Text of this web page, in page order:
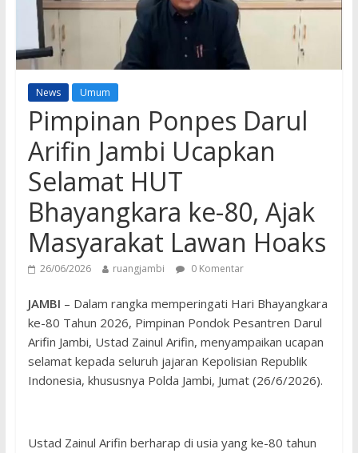
News Umum
Pimpinan Ponpes Darul
Arifin Jambi Ucapkan
Selamat HUT
Bhayangkara ke-80, Ajak
Masyarakat Lawan Hoaks
26/06/2026 ruangjambi 0 Komentar
JAMBI – Dalam rangka memperingati Hari Bhayangkara
ke-80 Tahun 2026, Pimpinan Pondok Pesantren Darul
Arifin Jambi, Ustad Zainul Arifin, menyampaikan ucapan
selamat kepada seluruh jajaran Kepolisian Republik
Indonesia, khususnya Polda Jambi, Jumat (26/6/2026).
Ustad Zainul Arifin berharap di usia yang ke-80 tahun